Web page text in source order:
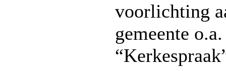
voorlichting
gemeente